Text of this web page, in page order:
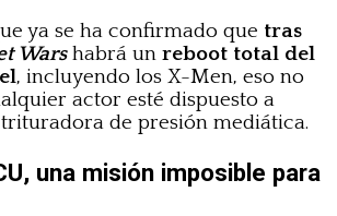
ya se ha confirmado que tras
Warshabrá un reboot total del
, incluyendo los X-Men, eso no
actor esté dispuesto a
de presión mediática.
una misión imposible para